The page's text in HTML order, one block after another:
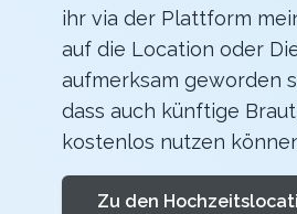
Schnitzeljagd
Unterhaltung
LU
LuzernMerkliste
Die Smartphone
sowie die Lösungen
Rätsel können in Bars,
ihr via der Plattform
auf die Location oder
aufmerksam geworden
dass auch künftige
kostenlos nutzen
Zu den